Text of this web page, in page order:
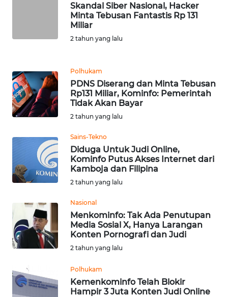
Skandal Siber Nasional, Hacker
Minta Tebusan Fantastis Rp 131
Miliar
2 tahun yang lalu
Polhukam
PDNS Diserang dan Minta Tebusan
Rp131 Miliar, Kominfo: Pemerintah
Tidak Akan Bayar
2 tahun yang lalu
Sains-Tekno
Diduga Untuk Judi Online,
Kominfo Putus Akses Internet dari
Kamboja dan Filipina
2 tahun yang lalu
Nasional
Menkominfo: Tak Ada Penutupan
Media Sosial X, Hanya Larangan
Konten Pornografi dan Judi
2 tahun yang lalu
Polhukam
Kemenkominfo Telah Blokir
Hampir 3 Juta Konten Judi Online
TAPANULI
WN DELI
SERDANG
WN
WN
PAKPAK
KARAWANG
WN
BEKASI
WN
BOGOR